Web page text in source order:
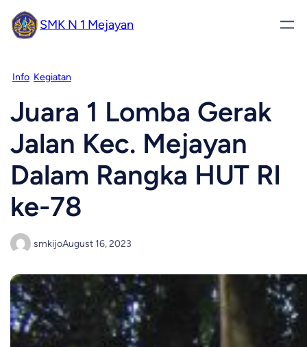
SMK N 1 Mejayan
Info Kegiatan
Juara 1 Lomba Gerak
Jalan Kec. Mejayan
Dalam Rangka HUT RI
ke-78
smkijoAugust 16, 2023